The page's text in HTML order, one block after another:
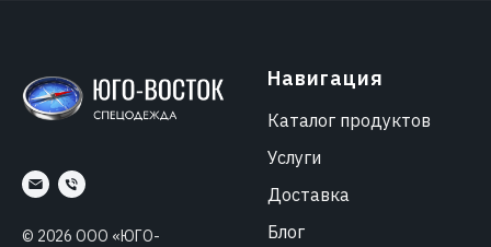
© 2026 ООО «ЮГО-
Навигация
Каталог продуктов
Услуги
Доставка
Блог